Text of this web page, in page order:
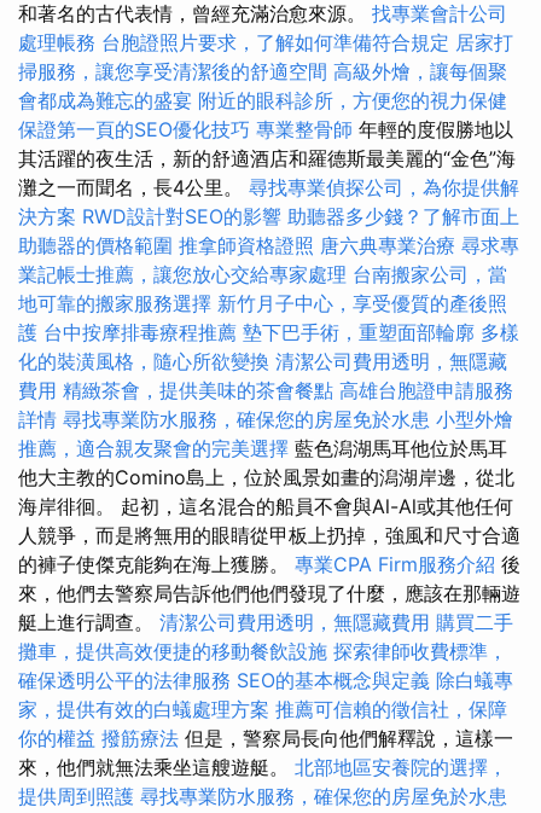
和著名的古代表情，曾經充滿治愈來源。 找專業會計公司
處理帳務 台胞證照片要求，了解如何準備符合規定 居家打
掃服務，讓您享受清潔後的舒適空間 高級外燴，讓每個聚
會都成為難忘的盛宴 附近的眼科診所，方便您的視力保健
保證第一頁的SEO優化技巧 專業整骨師 年輕的度假勝地以
其活躍的夜生活，新的舒適酒店和羅德斯最美麗的“金色”海
灘之一而聞名，長4公里。 尋找專業偵探公司，為你提供解
決方案 RWD設計對SEO的影響 助聽器多少錢？了解市面上
助聽器的價格範圍 推拿師資格證照 唐六典專業治療 尋求專
業記帳士推薦，讓您放心交給專家處理 台南搬家公司，當
地可靠的搬家服務選擇 新竹月子中心，享受優質的產後照
護 台中按摩排毒療程推薦 墊下巴手術，重塑面部輪廓 多樣
化的裝潢風格，隨心所欲變換 清潔公司費用透明，無隱藏
費用 精緻茶會，提供美味的茶會餐點 高雄台胞證申請服務
詳情 尋找專業防水服務，確保您的房屋免於水患 小型外燴
推薦，適合親友聚會的完美選擇 藍色潟湖馬耳他位於馬耳
他大主教的Comino島上，位於風景如畫的潟湖岸邊，從北
海岸徘徊。 起初，這名混合的船員不會與Al-Al或其他任何
人競爭，而是將無用的眼睛從甲板上扔掉，強風和尺寸合適
的褲子使傑克能夠在海上獲勝。 專業CPA Firm服務介紹 後
來，他們去警察局告訴他們他們發現了什麼，應該在那輛遊
艇上進行調查。 清潔公司費用透明，無隱藏費用 購買二手
攤車，提供高效便捷的移動餐飲設施 探索律師收費標準，
確保透明公平的法律服務 SEO的基本概念與定義 除白蟻專
家，提供有效的白蟻處理方案 推薦可信賴的徵信社，保障
你的權益 撥筋療法 但是，警察局長向他們解釋說，這樣一
來，他們就無法乘坐這艘遊艇。 北部地區安養院的選擇，
提供周到照護 尋找專業防水服務，確保您的房屋免於水患